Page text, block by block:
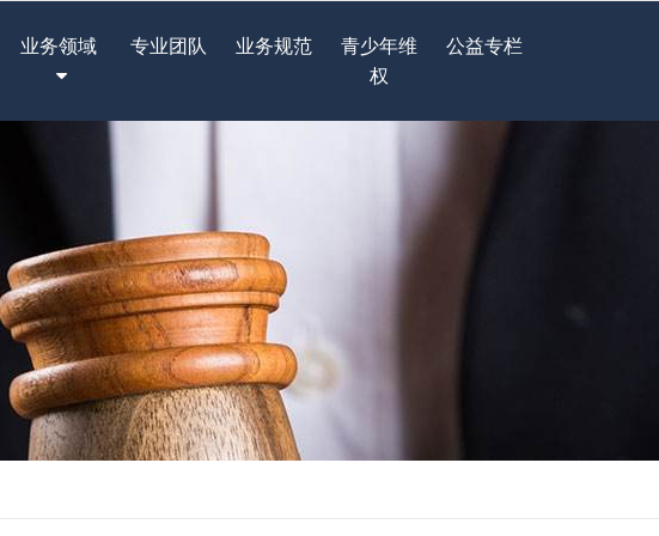
业务领域 专业团队 业务规范
青少年维
权
公益专栏